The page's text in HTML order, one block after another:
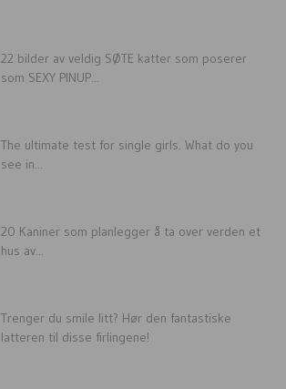
22 bilder av veldig SØTE katter som poserer
som SEXY PINUP...
The ultimate test for single girls. What do you
see in...
20 Kaniner som planlegger å ta over verden et
hus av...
Trenger du smile litt? Hør den fantastiske
latteren til disse firlingene!